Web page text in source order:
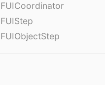
FUICoordinator
FUIStep
FUIObjectStep